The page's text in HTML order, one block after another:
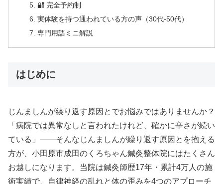
🔐 完全予約制
実体験を持つ通われている方の声（30代-50代）
専門用語ミニ解説
はじめに
じんましんが繰り返す原因とでお悩みではありませんか？
「病院では異常なしと言われたけれど、確かに辛さが続い
ている」——そんなじんましんが繰り返す原因とを抱える
方が、小田原市成田のくろちゃん鍼灸整体院にはたくさん
お越しになります。当院は鍼灸師歴17年・累計4万人の施
術実績で、自律神経の乱れと体の歪みを4つのアプローチ